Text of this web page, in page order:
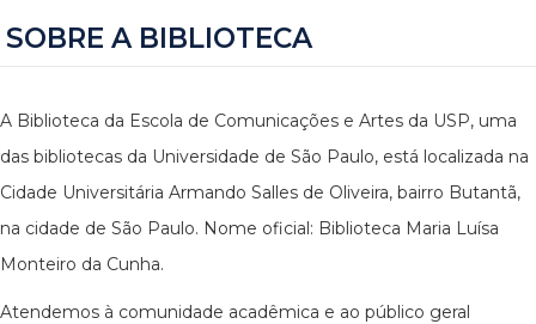
SOBRE A BIBLIOTECA
A Biblioteca da Escola de Comunicações e Artes da USP, uma
das bibliotecas da Universidade de São Paulo, está localizada na
Cidade Universitária Armando Salles de Oliveira, bairro Butantã,
na cidade de São Paulo. Nome oficial: Biblioteca Maria Luísa
Monteiro da Cunha.
Atendemos à comunidade acadêmica e ao público geral